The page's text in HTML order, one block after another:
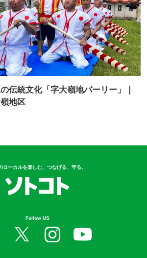
伝統文化「字大嶺地バーリー」｜
地区
ローカルを楽しむ、つなげる、守る。
Follow US